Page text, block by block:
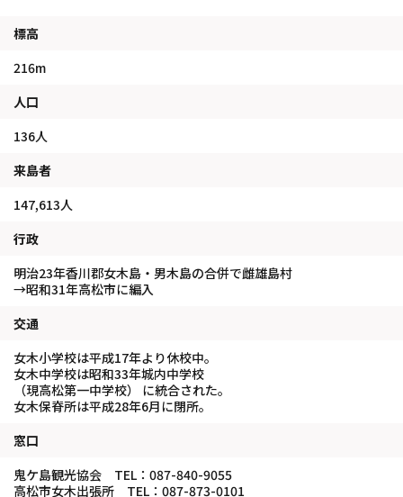
標高
216m
人口
136人
来島者
147,613人
行政
明治23年香川郡女木島・男木島の合併で雌雄島村
→昭和31年高松市に編入
交通
女木小学校は平成17年より休校中。
女木中学校は昭和33年城内中学校
（現高松第一中学校） に統合された。
女木保脊所は平成28年6月に閉所。
窓口
鬼ケ島観光協会 TEL：087-840-9055
高松市女木出張所 TEL：087-873-0101